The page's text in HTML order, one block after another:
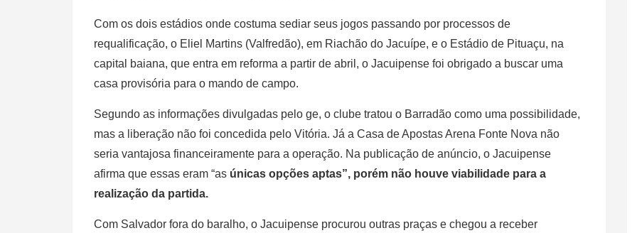
Com os dois estádios onde costuma sediar seus jogos passando por processos de
requalificação, o Eliel Martins (Valfredão), em Riachão do Jacuípe, e o Estádio de Pituaçu, na
capital baiana, que entra em reforma a partir de abril, o Jacuipense foi obrigado a buscar uma
casa provisória para o mando de campo.
Segundo as informações divulgadas pelo ge, o clube tratou o Barradão como uma possibilidade,
mas a liberação não foi concedida pelo Vitória. Já a Casa de Apostas Arena Fonte Nova não
seria vantajosa financeiramente para a operação. Na publicação de anúncio, o Jacuipense
afirma que essas eram “as únicas opções aptas”, porém não houve viabilidade para a
realização da partida.
Com Salvador fora do baralho, o Jacuipense procurou outras praças e chegou a receber